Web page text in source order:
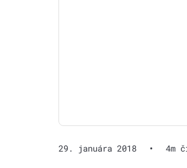
29. januára 2018 • 4m